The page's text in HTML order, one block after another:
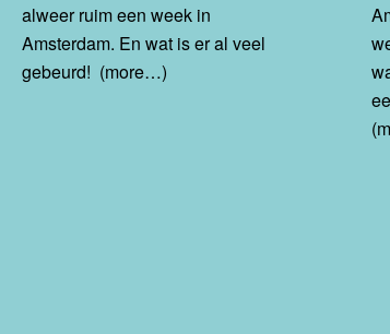
alweer ruim een week in
Amsterdam. En wat is er al veel
gebeurd! (more…)